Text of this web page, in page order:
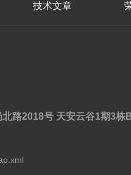
技术文章
路2018号 天安云谷1期3栋